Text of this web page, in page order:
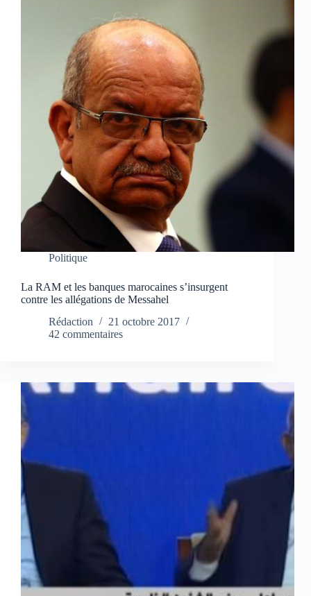
Politique
La RAM et les banques marocaines s’insurgent
contre les allégations de Messahel
Rédaction
21 octobre 2017
42 commentaires